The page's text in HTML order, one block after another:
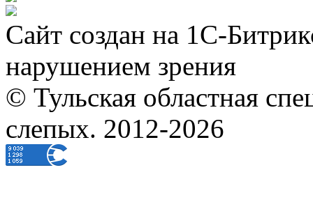
Сайт создан на 1С-
нарушением зрения
© Тульская областная
слепых. 2012-2026